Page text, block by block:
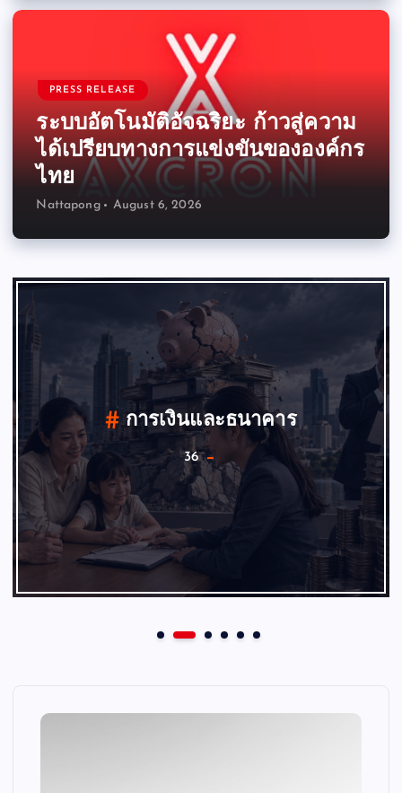
PRESS RELEASE
ระบบอัตโนมัติอัจฉริยะ ก้าวสู่ความ
ได้เปรียบทางการแข่งขันขององค์กร
ไทย
Nattapong August 6, 2026
การเงินและธนาคาร
36